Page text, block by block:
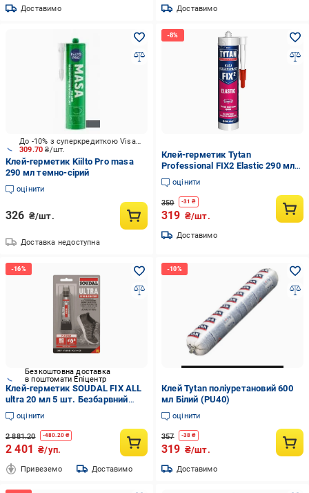
Доставимо Доставимо
309.70₴/шт.
До -10% з суперкредиткою Visa Вигода
Клей-герметик Kiilto Pro masa
290 мл темно-сірий
оцінити
326 ₴/шт.
Доставка недоступна
Клей-герметик Tytan
Professional FIX2 Elastic 290 мл
Білий
оцінити
350 -31 ₴
319 ₴/шт.
Доставимо
Безкоштовна доставка
в поштомати Епіцентр
Клей-герметик SOUDAL FIX ALL
ultra 20 мл 5 шт. Безбарвний
(000020000000079100)
оцінити
2 881.20 -480.20 ₴
2 401 ₴/уп.
Привеземо Доставимо
Клей Tytan поліуретановий 600
мл Білий (PU40)
оцінити
357 -38 ₴
319 ₴/шт.
Доставимо